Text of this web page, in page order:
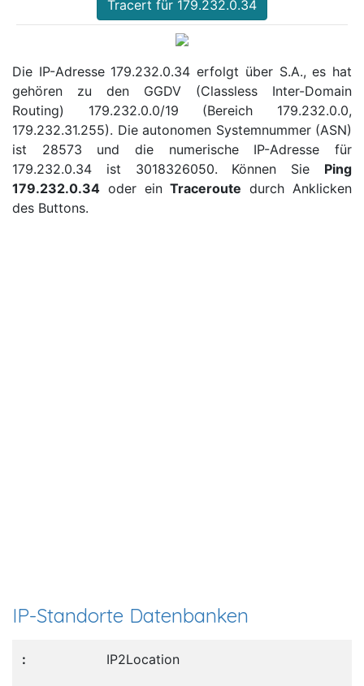
Tracert für 179.232.0.34
Die IP-Adresse 179.232.0.34 erfolgt über S.A., es hat
gehören zu den GGDV (Classless Inter-Domain
Routing) 179.232.0.0/19 (Bereich 179.232.0.0,
179.232.31.255). Die autonomen Systemnummer (ASN)
ist 28573 und die numerische IP-Adresse für
179.232.0.34 ist 3018326050. Können Sie Ping
179.232.0.34 oder einTraceroute durch Anklicken
des Buttons.
IP-Standorte Datenbanken
IP2Location